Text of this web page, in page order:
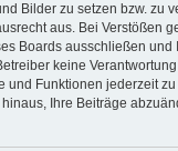
Bilder zu setzen bzw. zu
aus. Bei
Boards ausschließen
keine
und Funktionen jederzeit
Ihre Beiträge